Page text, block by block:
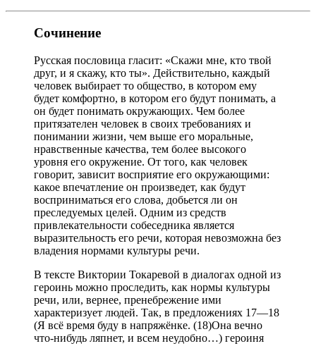
Сочинение
Русская пословица гласит: «Скажи мне, кто твой
друг, и я скажу, кто ты». Действительно, каждый
человек выбирает то общество, в котором ему
будет комфортно, в котором его будут понимать, а
он будет понимать окружающих. Чем более
притязателен человек в своих требованиях и
понимании жизни, чем выше его моральные,
нравственные качества, тем более высокого
уровня его окружение. От того, как человек
говорит, зависит восприятие его окружающими:
какое впечатление он произведет, как будут
восприниматься его слова, добьется ли он
преследуемых целей. Одним из средств
привлекательности собеседника является
выразительность его речи, которая невозможна без
владения нормами культуры речи.
В тексте Виктории Токаревой в диалогах одной из
героинь можно проследить, как нормы культуры
речи, или, вернее, пренебрежение ими
характеризует людей. Так, в предложениях 17—18
(Я всё время буду в напряжёнке. (18)Она вечно
что-нибудь ляпнет, и всем неудобно…) героиня